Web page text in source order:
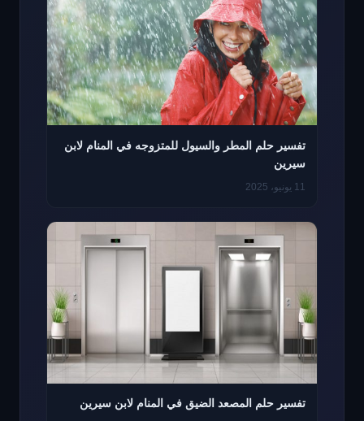
تفسير حلم المطر والسيول للمتزوجه في المنام لابن
سيرين
11 يونيو، 2025
تفسير حلم المصعد الضيق في المنام لابن سيرين